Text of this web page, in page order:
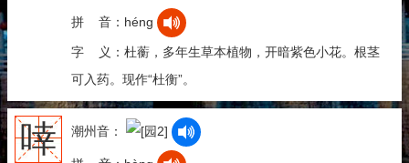
拼 音：héng
字 义：杜蘅，多年生草本植物，开暗紫色小花。根茎
可入药。现作“杜衡”。
啈 潮州音：